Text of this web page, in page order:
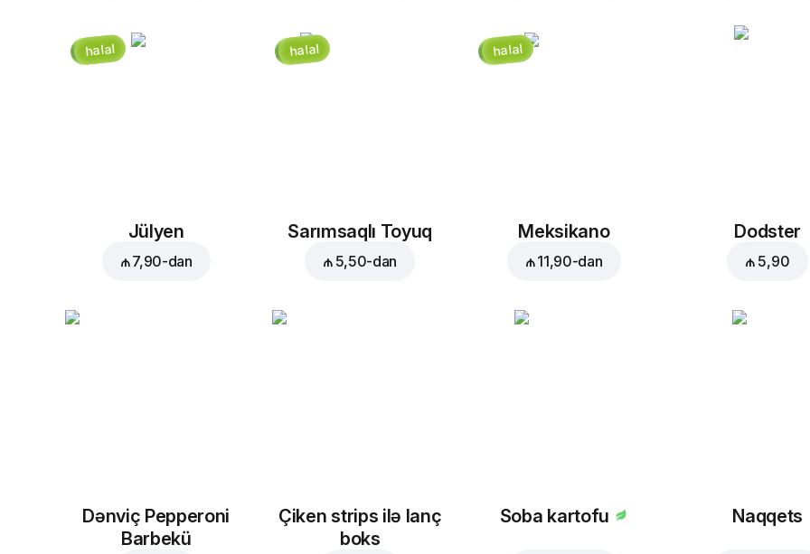
₼ 3,00
Yaşıl bibər Göbələk
halal
Jülyen
₼ 7,90-dan
halal
Sarımsaqlı Toyuq
₼ 5,50-dan
halal
Meksikano
₼ 11,90-dan
Dodster
₼ 5,90
Dənviç Pepperoni
Barbekü
Çiken strips ilə lanç
boks
Soba kartofu Naqqets